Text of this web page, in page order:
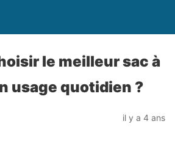
le meilleur sac à
usage quotidien ?
il y a 4 ans